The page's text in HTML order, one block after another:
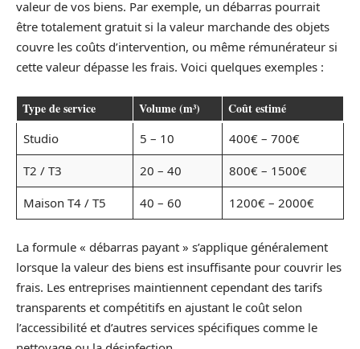
valeur de vos biens. Par exemple, un débarras pourrait
être totalement gratuit si la valeur marchande des objets
couvre les coûts d’intervention, ou même rémunérateur si
cette valeur dépasse les frais. Voici quelques exemples :
Type de service Volume (m³) Coût estimé
Studio 5 – 10
400€ – 700€
T2 / T3
20 – 40
800€ – 1500€
Maison T4 / T5
40 – 60 1200€ – 2000€
La formule « débarras payant » s’applique généralement
lorsque la valeur des biens est insuffisante pour couvrir les
frais. Les entreprises maintiennent cependant des tarifs
transparents et compétitifs en ajustant le coût selon
l’accessibilité et d’autres services spécifiques comme le